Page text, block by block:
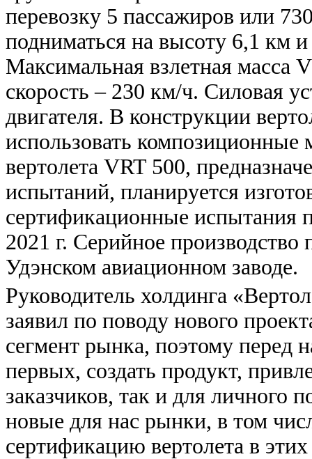
перевозку 5 пассажиров или
подниматься на высоту 6,1 км
Максимальная взлетная масса
скорость – 230 км/ч. Силовая
двигателя. В конструкции
использовать композиционные
вертолета VRT 500,
испытаний, планируется
сертификационные испытания
2021 г. Серийное производство
Удэнском авиационном заводе.
Руководитель холдинга
заявил по поводу нового
сегмент рынка, поэтому перед
первых, создать продукт,
заказчиков, так и для личного
новые для нас рынки, в том
сертификацию вертолета в этих